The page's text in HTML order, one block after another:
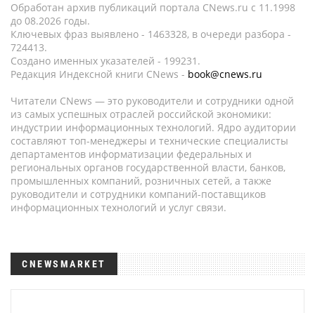
Обработан архив публикаций портала CNews.ru c 11.1998
до 08.2026 годы.
Ключевых фраз выявлено - 1463328, в очереди разбора -
724413.
Создано именных указателей - 199231.
Редакция Индексной книги CNews - book@cnews.ru
Читатели CNews — это руководители и сотрудники одной
из самых успешных отраслей российской экономики:
индустрии информационных технологий. Ядро аудитории
составляют топ-менеджеры и технические специалисты
департаментов информатизации федеральных и
региональных органов государственной власти, банков,
промышленных компаний, розничных сетей, а также
руководители и сотрудники компаний-поставщиков
информационных технологий и услуг связи.
CNEWSMARKET